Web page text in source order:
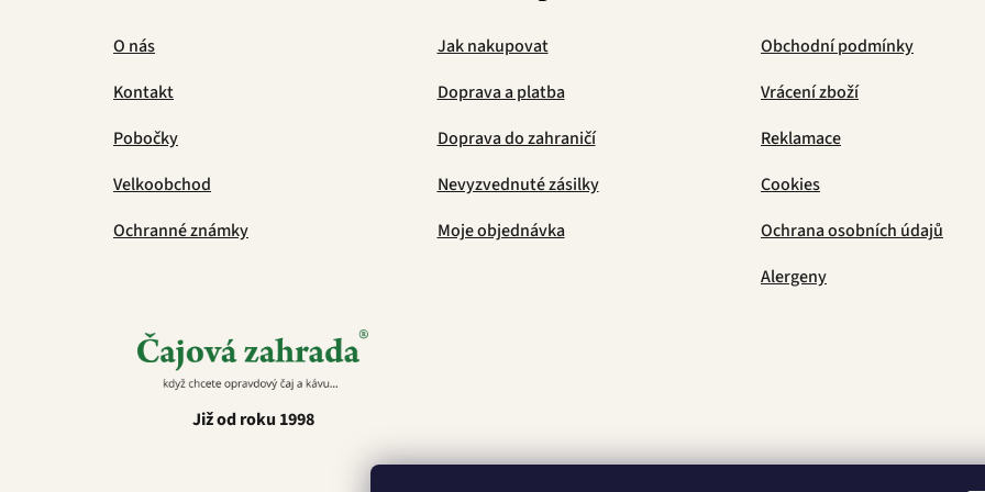
O nás
Kontakt
Pobočky
Velkoobchod
Ochranné známky
Jak nakupovat
Doprava a platba
Doprava do zahraničí
Nevyzvednuté zásilky
Moje objednávka
Obchodní podmínky
Vrácení zboží
Reklamace
Cookies
Ochrana osobních údajů
Alergeny
Již od roku 1998